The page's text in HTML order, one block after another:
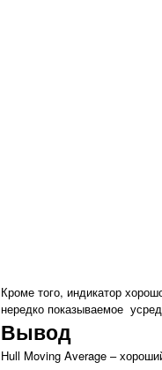
Кроме того, индикатор
нередко показываемое
Вывод
Hull Moving Average –